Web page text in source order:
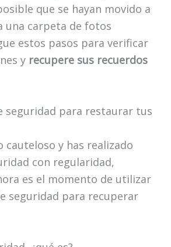
que se hayan movido a
una carpeta de fotos
estos pasos para verificar
y recupere sus recuerdos
seguridad para restaurar tus
cauteloso y has realizado
con regularidad,
es el momento de utilizar
seguridad para recuperar